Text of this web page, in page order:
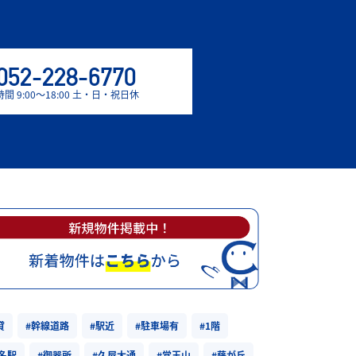
228-6770
間 9:00〜18:00 土・日・祝日休
#幹線道路 #駅近 #駐車場有 #1階